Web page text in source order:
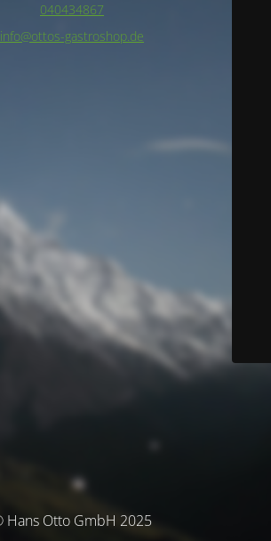
040434867
info@ottos-gastroshop.de
Hans Otto GmbH 2025